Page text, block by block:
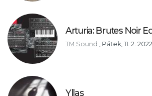
Arturia: Brutes Noir
TM Sound , Pátek, 11. 2. 2022
Yllas